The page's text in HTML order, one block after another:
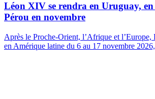
Léon XIV se rendra en Uruguay,
Pérou en novembre
Après le Proche-Orient, l’Afrique et
en Amérique latine du 6 au 17 novembre